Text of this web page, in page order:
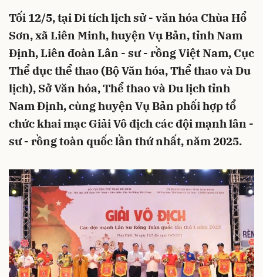
Tối 12/5, tại Di tích lịch sử - văn hóa Chùa Hổ
Sơn, xã Liên Minh, huyện Vụ Bản, tỉnh Nam
Định, Liên đoàn Lân - sư - rồng Việt Nam, Cục
Thể dục thể thao (Bộ Văn hóa, Thể thao và Du
lịch), Sở Văn hóa, Thể thao và Du lịch tỉnh
Nam Định, cùng huyện Vụ Bản phối hợp tổ
chức khai mạc Giải Vô địch các đội mạnh lân -
sư - rồng toàn quốc lần thứ nhất, năm 2025.